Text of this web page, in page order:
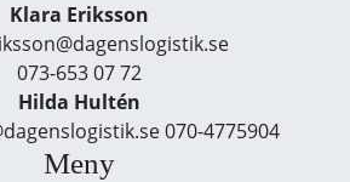
Klara Eriksson
073-653 07 72
Hilda Hultén
070-4775904
Meny